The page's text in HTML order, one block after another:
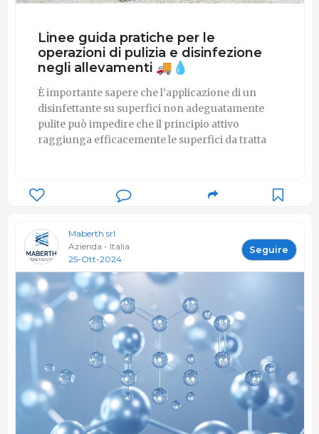
Linee guida pratiche per le
operazioni di pulizia e disinfezione
negli allevamenti 🚚💧
È importante sapere che l’applicazione di un
disinfettante su superfici non adeguatamente
pulite può impedire che il principio attivo
raggiunga efficacemente le superfici da tratta
Maberth srl
Azienda - Italia
25-Ott-2024
Seguire